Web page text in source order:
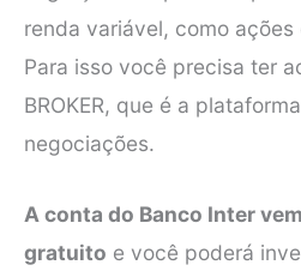
renda variável, como
Para isso você precisa ter
BROKER, que é a
negociações.
A conta do Banco Inter
gratuito e você poderá